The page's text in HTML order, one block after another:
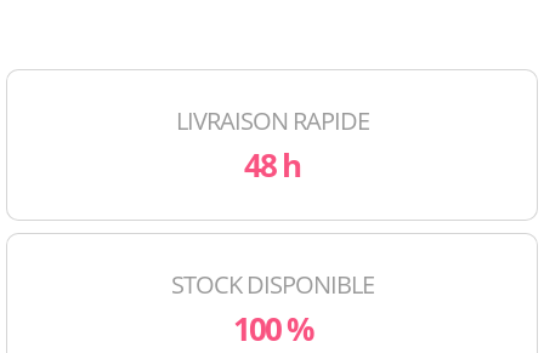
LIVRAISON RAPIDE
48 h
STOCK DISPONIBLE
100 %